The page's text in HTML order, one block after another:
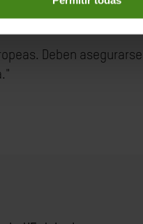
siendo una idea tardía
Deben